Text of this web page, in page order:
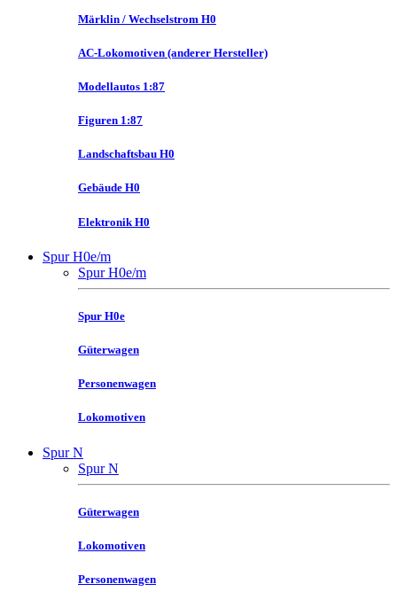
Märklin / Wechselstrom H0
AC-Lokomotiven (anderer Hersteller)
Modellautos 1:87
Figuren 1:87
Landschaftsbau H0
Gebäude H0
Elektronik H0
Spur H0e/m
Spur H0e/m
Spur H0e
Güterwagen
Personenwagen
Lokomotiven
Spur N
Spur N
Güterwagen
Lokomotiven
Personenwagen